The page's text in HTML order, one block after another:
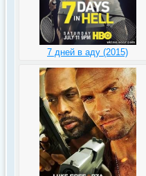
7 дней в аду (2015)